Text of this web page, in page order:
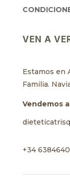
VEN A
Estamos en
Familia.
Vendemos
+34